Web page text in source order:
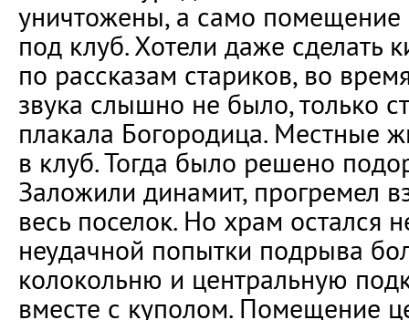
уничтожены, а само помещение
под клуб. Хотели даже сделать
по рассказам стариков, во
звука слышно не было, только
плакала Богородица. Местные
в клуб. Тогда было решено
Заложили динамит, прогремел
весь поселок. Но храм остался
неудачной попытки подрыва
колокольню и центральную
вместе с куполом. Помещение